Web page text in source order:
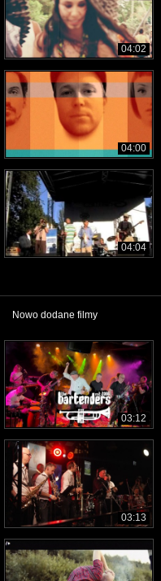
04:02
04:00
04:04
Nowo dodane filmy
03:12
03:13